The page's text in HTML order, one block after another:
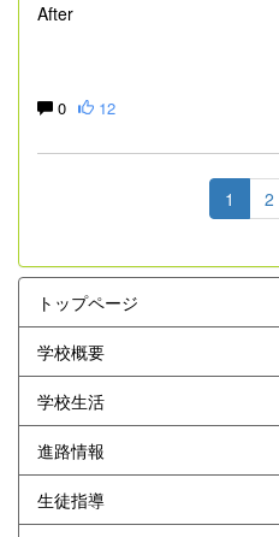
After
0 12
1 2
トップページ
学校概要
学校生活
進路情報
生徒指導